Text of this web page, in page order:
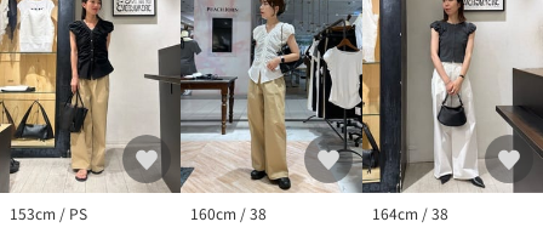
153cm / PS 160cm / 38 164cm / 38